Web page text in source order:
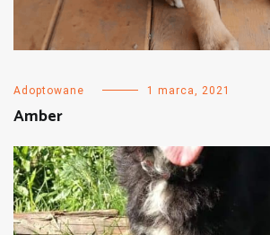
Adoptowane 1 marca, 2021
Amber